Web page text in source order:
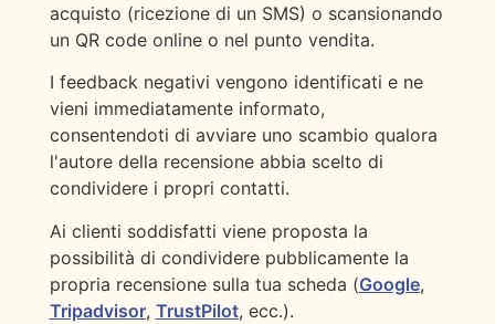
acquisto (ricezione di un SMS) o scansionando
un QR code online o nel punto vendita.
I feedback negativi vengono identificati e ne
vieni immediatamente informato,
consentendoti di avviare uno scambio qualora
l'autore della recensione abbia scelto di
condividere i propri contatti.
Ai clienti soddisfatti viene proposta la
possibilità di condividere pubblicamente la
propria recensione sulla tua scheda (Google,
Tripadvisor, TrustPilot, ecc.).